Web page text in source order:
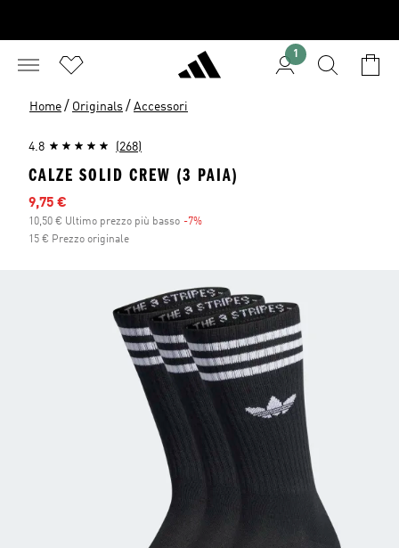
1
Home / Originals / Accessori
4.8 (268)
CALZE SOLID CREW (3 PAIA)
Prezzo scontato
9,75 €
10,50 € Ultimo prezzo più basso -7%
15 € Prezzo originale